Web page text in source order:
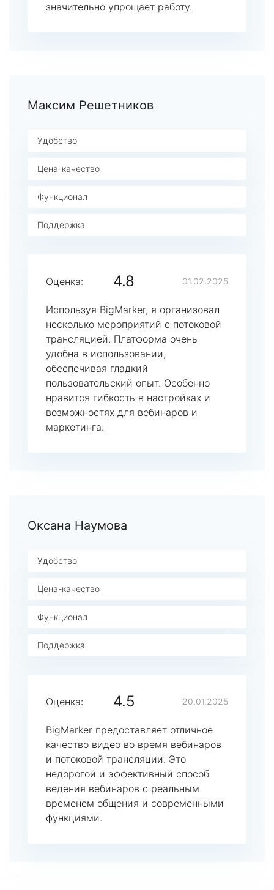
значительно упрощает работу.
Максим Решетников
Удобство
Цена-качество
Функционал
Поддержка
Оценка: 4.8 01.02.2025
Используя BigMarker, я организовал
несколько мероприятий с потоковой
трансляцией. Платформа очень
удобна в использовании,
обеспечивая гладкий
пользовательский опыт. Особенно
нравится гибкость в настройках и
возможностях для вебинаров и
маркетинга.
Оксана Наумова
Удобство
Цена-качество
Функционал
Поддержка
Оценка: 4.5 20.01.2025
BigMarker предоставляет отличное
качество видео во время вебинаров
и потоковой трансляции. Это
недорогой и эффективный способ
ведения вебинаров с реальным
временем общения и современными
функциями.